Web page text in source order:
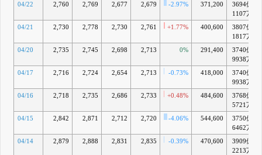
04/22
2,760 2,769 2,677 2,679 -2.97% 371,200
3694億
1107万
04/21
2,730 2,778 2,730 2,761 +1.77% 400,600
3807億
1817万
04/20
2,735 2,745 2,698 2,713 0% 291,400
3740億
9938万
04/17
2,716 2,724 2,654 2,713 -0.73% 418,000
3740億
9938万
04/16
2,718 2,735 2,686 2,733 +0.48% 484,600
3768億
5721万
04/15
2,842 2,871 2,712 2,720 -4.06% 544,600
3750億
6462万
04/14
2,879 2,888 2,831 2,835 -0.39% 470,600
3909億
2213万